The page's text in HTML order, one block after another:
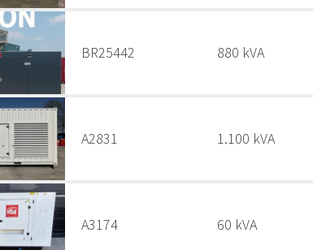
BR25442 880 kVA
A2831 1.100 kVA
A3174 60 kVA